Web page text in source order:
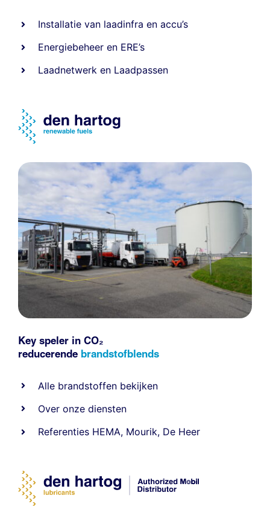
Installatie van laadinfra en accu’s
Energiebeheer en ERE’s
Laadnetwerk en Laadpassen
Key speler in CO₂
reducerende brandstofblends
Alle brandstoffen bekijken
Over onze diensten
Referenties HEMA, Mourik, De Heer